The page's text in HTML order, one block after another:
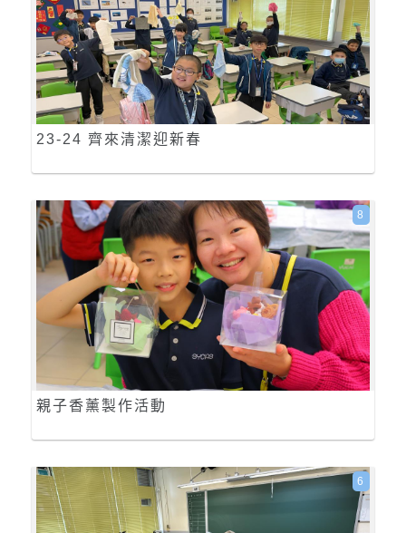
23-24 齊來清潔迎新春
親子香薰製作活動
8
6